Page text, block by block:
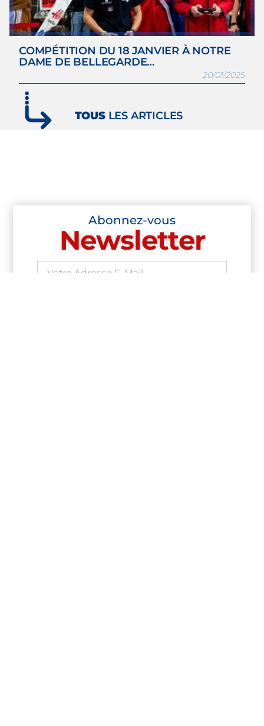
COMPÉTITION DU 18 JANVIER À NOTRE
DAME DE BELLEGARDE…
20/01/2025
TOUSLES ARTICLES
Abonnez-vous
Newsletter